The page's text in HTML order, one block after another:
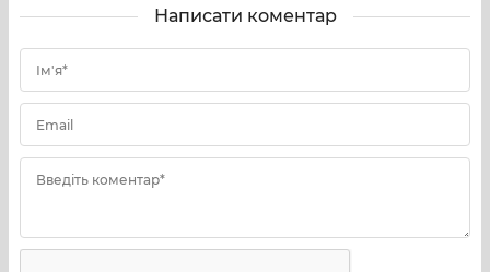
Написати коментар
Ім'я*
Email
Введіть коментар*